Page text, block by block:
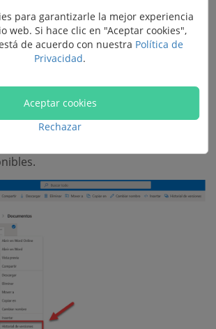
en OneDrive
una sincronización de PC en Microsoft
al sitio web y presiona en el archivo
Luego, selecciona la opción
para garantizarle la mejor experiencia
web. Si hace clic en "Aceptar cookies",
de acuerdo con nuestra Política de
Privacidad.
Aceptar cookies
Rechazar